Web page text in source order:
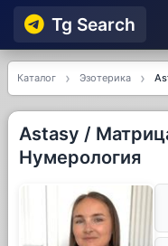
Tg Searсh
Каталог Эзотерика
Astasy /
Нумерология